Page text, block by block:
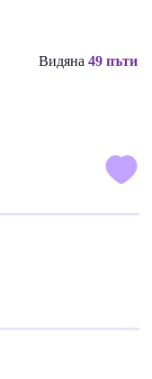
Видяна 49 пъти